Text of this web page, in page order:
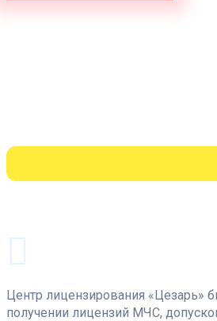
Центр лицензирования «Цезарь»
получении лицензий МЧС,